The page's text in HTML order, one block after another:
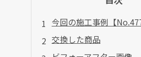
今回の施工事例【
交換した商品